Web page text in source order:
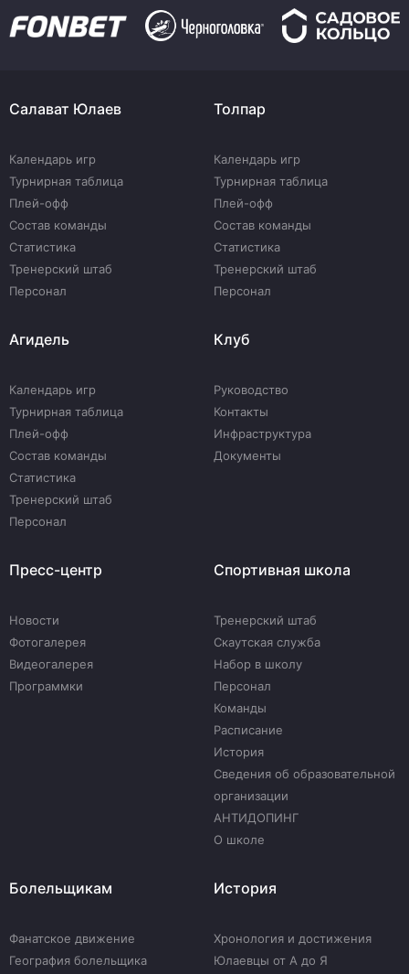
Салават Юлаев
Календарь игр
Турнирная таблица
Плей-офф
Состав команды
Статистика
Тренерский штаб
Персонал
Толпар
Календарь игр
Турнирная таблица
Плей-офф
Состав команды
Статистика
Тренерский штаб
Персонал
Агидель
Календарь игр
Турнирная таблица
Плей-офф
Состав команды
Статистика
Тренерский штаб
Персонал
Клуб
Руководство
Контакты
Инфраструктура
Документы
Пресс-центр
Новости
Фотогалерея
Видеогалерея
Программки
Спортивная школа
Тренерский штаб
Скаутская служба
Набор в школу
Персонал
Команды
Расписание
История
Сведения об образовательной
организации
АНТИДОПИНГ
О школе
Болельщикам
Фанатское движение
География болельщика
История
Хронология и достижения
Юлаевцы от А до Я